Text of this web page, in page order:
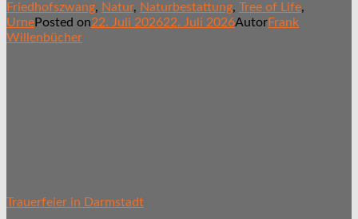
Friedhofszwang, Natur, Naturbestattung, Tree of Life,
UrnePosted on22. Juli 202622. Juli 2026AutorFrank
Willenbücher
Trauerfeier in Darmstadt